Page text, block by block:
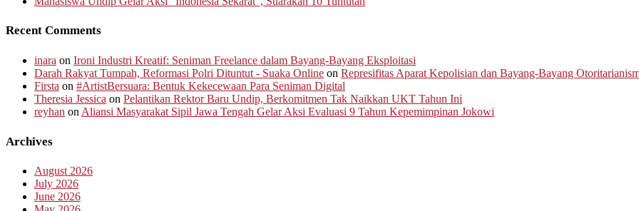
Recent Comments
inara on Ironi Industri Kreatif: Seniman Freelance dalam Bayang-Bayang Eksploitasi
Darah Rakyat Tumpah, Reformasi Polri Dituntut - Suaka Online on Represifitas Aparat Kepolisian dan Bayang-Bayang
Firsta on #ArtistBersuara: Bentuk Kekecewaan Para Seniman Digital
Theresia Jessica on Pelantikan Rektor Baru Undip, Berkomitmen Tak Naikkan UKT Tahun Ini
reyhan on Aliansi Masyarakat Sipil Jawa Tengah Gelar Aksi Evaluasi 9 Tahun Kepemimpinan Jokowi
Archives
August 2026
July 2026
June 2026